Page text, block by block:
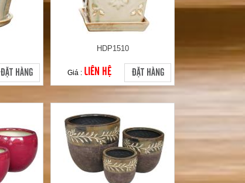
ĐẶT HÀNG
HDP1510
Giá : LIÊN HỆ ĐẶT HÀNG